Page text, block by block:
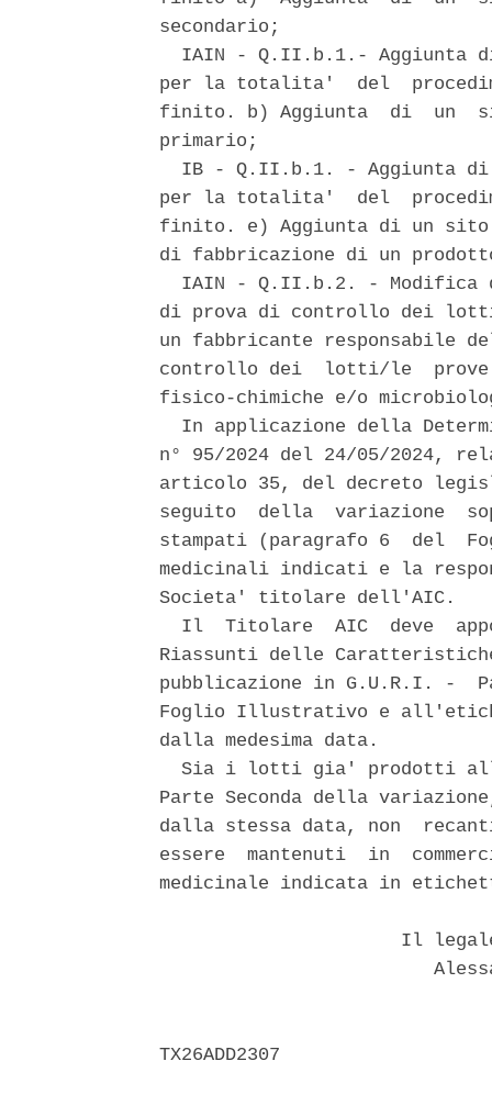
secondario;
IAIN - Q.II.b.1.- Aggiunta
per la totalita'  del
finito. b) Aggiunta  di  un
primario;
IB - Q.II.b.1. - Aggiunta
per la totalita'  del
finito. e) Aggiunta di un sito
di fabbricazione di un
IAIN - Q.II.b.2. - Modifica
di prova di controllo dei
un fabbricante
controllo dei  lotti/le  prove
fisico-chimiche e/o
In applicazione della
n° 95/2024 del 24/05/2024,
articolo 35, del decreto
seguito  della  variazione
stampati (paragrafo 6  del
medicinali indicati e la
Societa' titolare dell'AIC.
Il  Titolare  AIC  deve
Riassunti delle
pubblicazione in G.U.R.I. -
Foglio Illustrativo e
dalla medesima data.
Sia i lotti gia' prodotti
Parte Seconda della
dalla stessa data, non
essere  mantenuti  in
medicinale indicata in
Il